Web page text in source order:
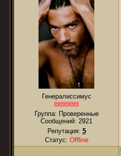
Генералиссимус
Группа: Проверенные
Сообщений: 2921
Репутация: 5
Статус: Offline